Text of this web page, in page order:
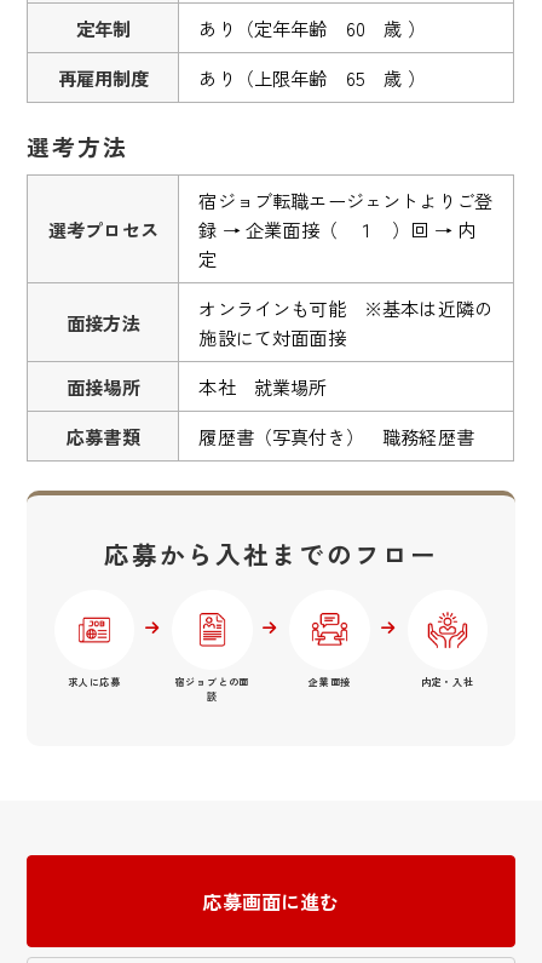
定年制
あり（定年年齢 60 歳 ）
再雇用制度
あり（上限年齢 65 歳 ）
選考方法
選考プロセス
宿ジョブ転職エージェントよりご登
録 → 企業面接（ １ ）回 → 内
定
面接方法
オンラインも可能 ※基本は近隣の
施設にて対面面接
面接場所
本社 就業場所
応募書類
履歴書（写真付き） 職務経歴書
応募から入社までのフロー
求人に応募
宿ジョブとの面
談
企業面接 内定・入社
応募画面に進む